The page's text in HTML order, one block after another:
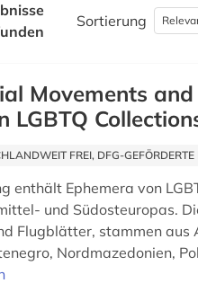
Sortierung
Movements
LGBTQ
FREI, DFG-GEFÖRDERTE
enthält Ephemera von
und Südosteuropas.
Flugblätter, stammen aus
Nordmazedonien,